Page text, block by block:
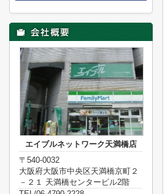
エイブルネットワーク天満橋店
〒540-0032
大阪府大阪市中央区天満橋京町２
－２１ 天満橋センタービル2階